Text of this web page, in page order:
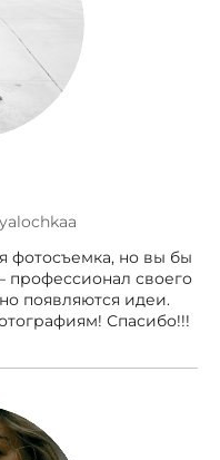
фотосъемка, но вы бы
своего
появляются идеи.
Спасибо!!!